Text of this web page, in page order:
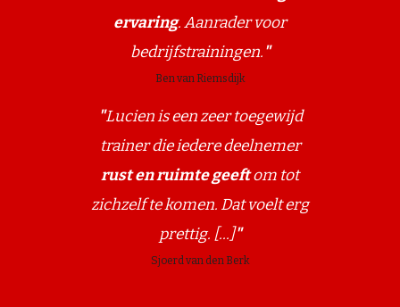
ervaring. Aanrader voor
bedrijfstrainingen."
Ben van Riemsdijk
"Lucien is eenzeer toegewijd
trainer die iedere deelnemer
rust en ruimte geeftom tot
zichzelf te komen. Dat voelt erg
prettig. [...]"
Sjoerd van den Berk